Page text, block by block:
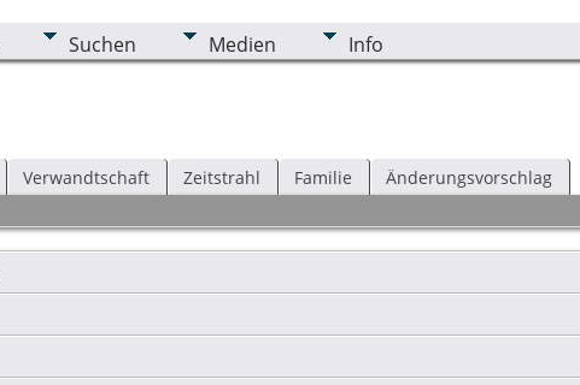
Suchen Medien Info
Verwandtschaft Zeitstrahl Familie Änderungsvorschlag